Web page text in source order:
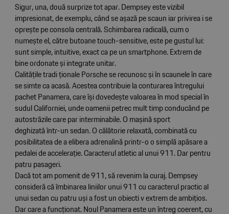
Sigur, una, două surprize tot apar. Dempsey este vizibil
impresionat, de exemplu, când se așază pe scaun iar privirea i se
oprește pe consola centrală. Schimbarea radicală, cum o
numește el, către butoane touch-sensitive, este pe gustul lui:
sunt simple, intuitive, exact ca pe un smartphone. Extrem de
bine ordonate și integrate unitar.
Calităţile tradi ţionale Porsche se recunosc și în scaunele în care
se simte ca acasă. Acestea contribuie la conturarea întregului
pachet Panamera, care își dovedește valoarea în mod special în
sudul Californiei, unde oamenii petrec mult timp conducând pe
autostrăzile care par interminabile. O mașină sport
deghizată într-un sedan. O călătorie relaxată, combinată cu
posibilitatea de a elibera adrenalină printr-o o simplă apăsare a
pedalei de acceleraţie. Caracterul atletic al unui 911. Dar pentru
patru pasageri.
Dacă tot am pomenit de 911, să revenim la curaj. Dempsey
consideră că îmbinarea liniilor unui 911 cu caracterul practic al
unui sedan cu patru uși a fost un obiecti v extrem de ambiţios.
Dar care a funcţionat. Noul Panamera este un întreg coerent, cu